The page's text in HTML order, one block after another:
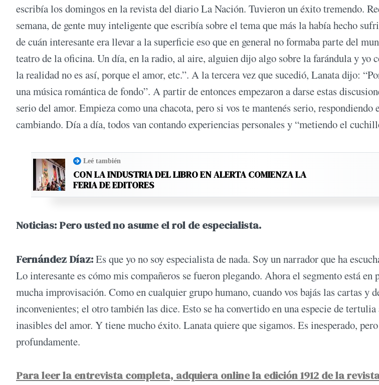
escribía los domingos en la revista del diario La Nación. Tuvieron un éxito tremendo.
semana, de gente muy inteligente que escribía sobre el tema que más la había hecho
de cuán interesante era llevar a la superficie eso que en general no formaba parte del
teatro de la oficina. Un día, en la radio, al aire, alguien dijo algo sobre la farándula y yo
la realidad no es así, porque el amor, etc.”. A la tercera vez que sucedió, Lanata dijo:
una música romántica de fondo”. A partir de entonces empezaron a darse estas
serio del amor. Empieza como una chacota, pero si vos te mantenés serio, respondiendo
cambiando. Día a día, todos van contando experiencias personales y “metiendo el
Leé también
CON LA INDUSTRIA DEL LIBRO EN ALERTA COMIENZA LA
FERIA DE EDITORES
Noticias: Pero usted no asume el rol de especialista.
Fernández Díaz:Es que yo no soy especialista de nada. Soy un narrador que ha
Lo interesante es cómo mis compañeros se fueron plegando. Ahora el segmento está en
mucha improvisación. Como en cualquier grupo humano, cuando vos bajás las cartas y
inconvenientes; el otro también las dice. Esto se ha convertido en una especie de
inasibles del amor. Y tiene mucho éxito. Lanata quiere que sigamos. Es inesperado,
profundamente.
Para leer la entrevista completa, adquiera online la edición 1912 de la